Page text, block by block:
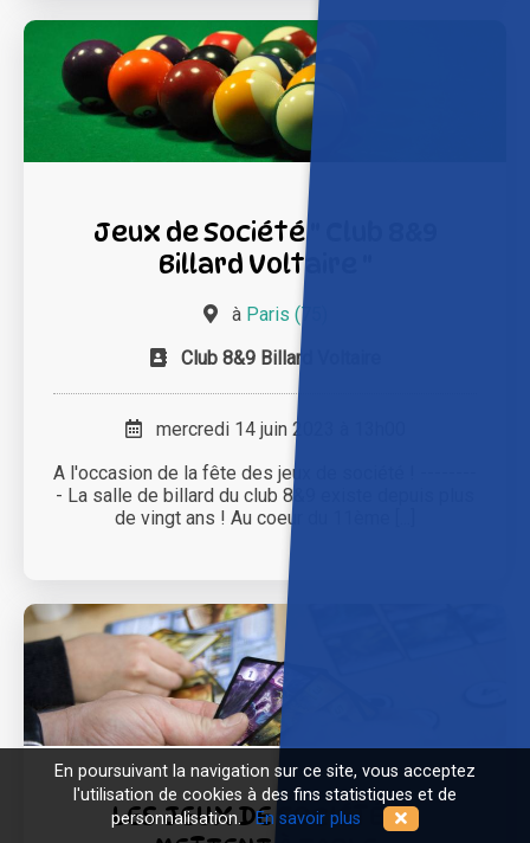
Jeux de Société " Club 8&9
Billard Voltaire "
à Paris (75)
Club 8&9 Billard Voltaire
mercredi 14 juin 2023 à 13h00
A l'occasion de la fête des jeux de société ! --------
- La salle de billard du club 8&9 existe depuis plus
de vingt ans ! Au coeur du 11ème [...]
LES JEUX DE SOCIÉTÉ SE
En poursuivant la navigation sur ce site, vous acceptez
l'utilisation de cookies à des fins statistiques et de
personnalisation.En savoir plus